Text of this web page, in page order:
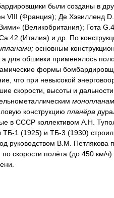
были созданы в
VIII (Франция); Де Хэвилленд
(Великобритания); Гота
(Италия) и др. По
основным
для обшивки применялось
формы
что при невысокой
скорости, высоты и
конструкцию планёра
в СССР коллективом А.Н.
1 (1925) и ТБ-3 (1930)
руководством В.М. Петлякова
скорости полёта (до 450 км/ч)